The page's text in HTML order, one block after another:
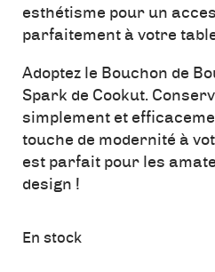
esthétisme pour un
parfaitement à votre
Adoptez le Bouchon de
Spark de Cookut.
simplement et
touche de modernité à
est parfait pour les
design !
En stock